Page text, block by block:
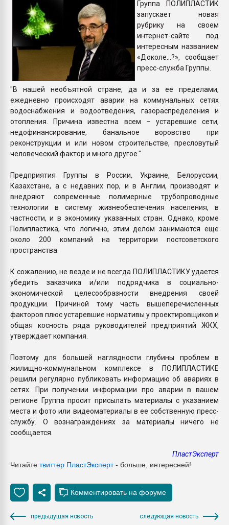
ПЕРЕЙТИ НА
Группа ПОЛИПЛАСТИК
запускает новая
рубрику на своем
интернет-сайте под
интересным названием
«Доколе…?», сообщает
пресс-служба Группы.
"В нашей необъятной стране, да и за ее пределами,
ежедневно происходят аварии на коммунальных сетях
водоснабжения и водоотведения, газораспределения и
отопления. Причина известна всем – устаревшие сети,
недофинансирование, банальное воровство при
реконструкции и или новом строительстве, пресловутый
человеческий фактор и много другое."
Предприятия Группы в России, Украине, Белоруссии,
Казахстане, а с недавних пор, и в Англии, производят и
внедряют современные полимерные трубопроводные
технологии в систему жизнеобеспечения населения, в
частности, и в экономику указанных стран. Однако, кроме
Полипластика, что логично, этим делом занимаются еще
около 200 компаний на территории постсоветского
пространства.
К сожалению, не везде и не всегда ПОЛИПЛАСТИКУ удается
убедить заказчика и/или подрядчика в социально-
экономической целесообразности внедрения своей
продукции. Причиной тому часть вышеперечисленных
факторов плюс устаревшие нормативы у проектировщиков и
общая косность ряда руководителей предприятий ЖКХ,
утверждает компания.
Поэтому для большей наглядности глубины проблем в
жилищно-коммунальном комплексе в ПОЛИПЛАСТИКЕ
решили регулярно публиковать информацию об авариях в
сетях. При получении информации про аварии в вашем
регионе Группа просит присылать материалы с указанием
места и фото или видеоматериалы в ее собственную пресс-
службу. О вознаграждениях за материалы ничего не
сообщается.
ПластЭксперт
Читайте твиттер ПластЭксперт- больше, интересней!
предыдущая новость следующая новость